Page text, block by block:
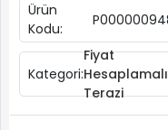
Ürün
Kodu:
Kategori:
Fiyat
Hesaplamalı
Terazi